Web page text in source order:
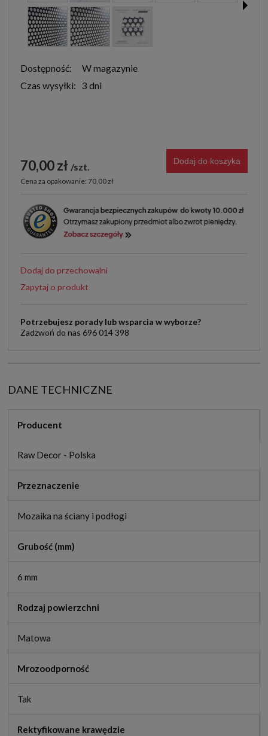
Dostępność:
W magazynie
Czas wysyłki: 3 dni
70,00 zł szt.
Cena za opakowanie: 70,00 zł
Dodaj do koszyka
Dodaj do przechowalni
Zapytaj o produkt
Potrzebujesz porady lub wsparcia w wyborze?
Zadzwoń do nas 696 014 398
DANE TECHNICZNE
Producent
Raw Decor - Polska
Przeznaczenie
Mozaika na ściany i podłogi
Grubość (mm)
6 mm
Rodzaj powierzchni
Matowa
Mrozoodporność
Tak
Rektyfikowane krawędzie